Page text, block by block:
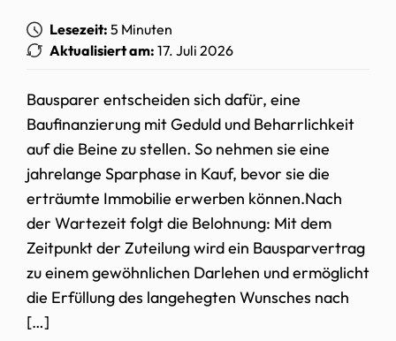
Lesezeit: 5 Minuten
Aktualisiert am: 17. Juli 2026
Bausparer entscheiden sich dafür, eine
Baufinanzierung mit Geduld und Beharrlichkeit
auf die Beine zu stellen. So nehmen sie eine
jahrelange Sparphase in Kauf, bevor sie die
erträumte Immobilie erwerben können.Nach
der Wartezeit folgt die Belohnung: Mit dem
Zeitpunkt der Zuteilung wird ein Bausparvertrag
zu einem gewöhnlichen Darlehen und ermöglicht
die Erfüllung des langehegten Wunsches nach
[…]